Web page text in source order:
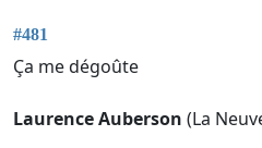
#481
Ça me dégoûte
Laurence Auberson (La